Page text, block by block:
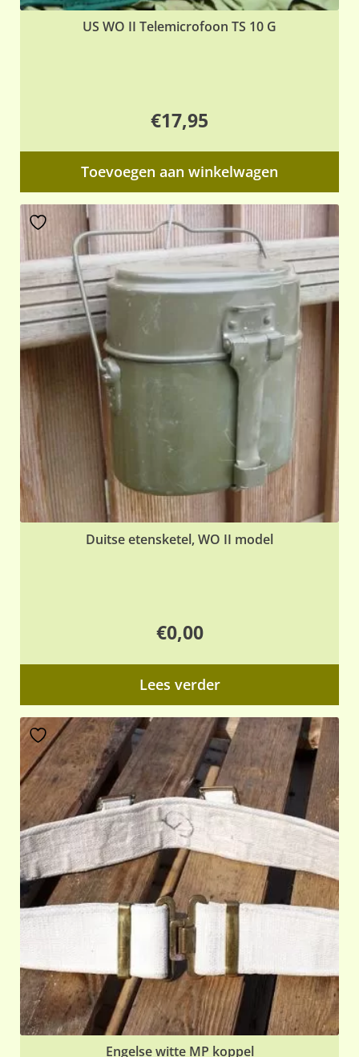
US WO II Telemicrofoon TS 10 G
€17,95
Toevoegen aan winkelwagen
Duitse etensketel, WO II model
€0,00
Lees verder
Engelse witte MP koppel